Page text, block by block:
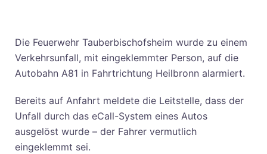
Die Feuerwehr Tauberbischofsheim wurde zu einem
Verkehrsunfall, mit eingeklemmter Person, auf die
Autobahn A81 in Fahrtrichtung Heilbronn alarmiert.
Bereits auf Anfahrt meldete die Leitstelle, dass der
Unfall durch das eCall-System eines Autos
ausgelöst wurde – der Fahrer vermutlich
eingeklemmt sei.